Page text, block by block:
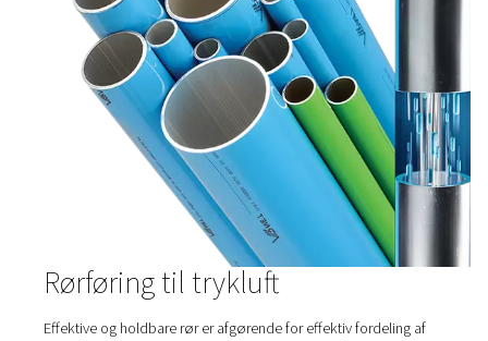
Trykluftbeholdere
Trykluftbeholdere spiller en afgørende rolle i
lagre og stabilisere forsyningen af trykluft. De
håndtere udsving i efterspørgslen, reducere
forbedre den overordnede systemeffektivitet.
afgørende for at sikre en stabil og pålidelig
trykfald og optimere kompressorens ydeevne i
applikationer.